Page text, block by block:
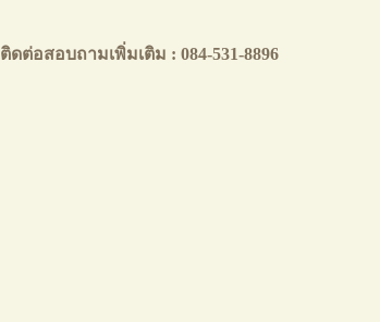
ติดต่อสอบถามเพิ่มเติม : 084-531-8896